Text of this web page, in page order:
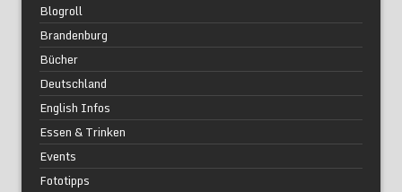
Blogroll
Brandenburg
Bücher
Deutschland
English Infos
Essen & Trinken
Events
Fototipps